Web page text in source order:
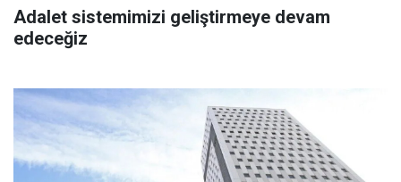
Adalet sistemimizi geliştirmeye devam
edeceğiz